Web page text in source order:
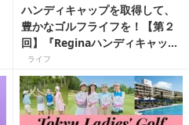
ハンディキャップを取得して、
豊かなゴルフライフを！【第２
回】『Reginaハンディキャップ
倶楽部』に、読者モデルが登録
してみました！
ライフ